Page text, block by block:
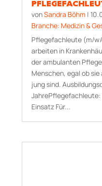
vonSandra Böhm |
Branche: Medizin &
Pflegefachleute (m/
arbeiten in
der ambulanten
Menschen, egal ob
jung sind.
Einsatz Für...